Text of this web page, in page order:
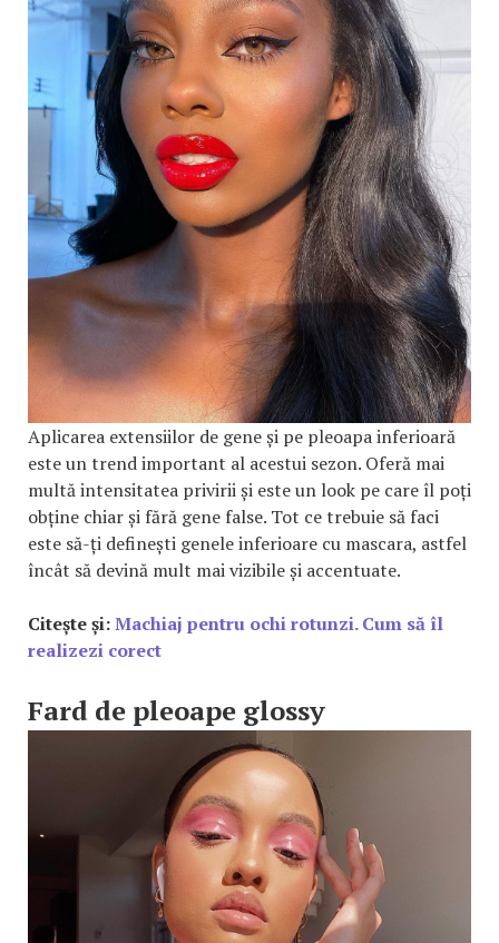
Aplicarea extensiilor de gene și pe pleoapa inferioară
este un trend important al acestui sezon. Oferă mai
multă intensitatea privirii și este un look pe care îl poți
obține chiar și fără gene false. Tot ce trebuie să faci
este să-ți definești genele inferioare cu mascara, astfel
încât să devină mult mai vizibile și accentuate.
Citește și:Machiaj pentru ochi rotunzi. Cum să îl
realizezi corect
Fard de pleoape glossy